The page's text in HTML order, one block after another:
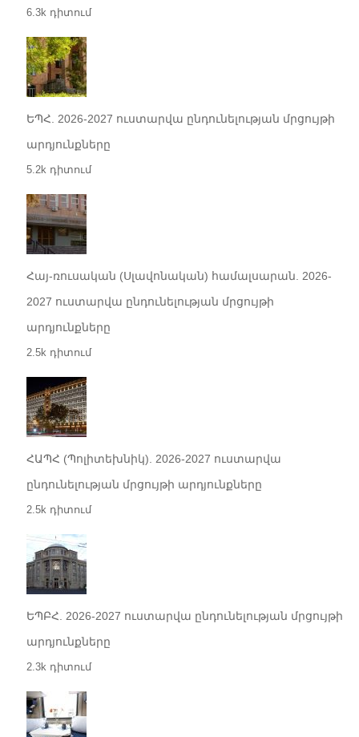
6.3k դիտում
ԵՊՀ. 2026-2027 ուստարվա ընդունելության մրցույթի
արդյունքները
5.2k դիտում
Հայ-ռուսական (Սլավոնական) համալսարան. 2026-
2027 ուստարվա ընդունելության մրցույթի
արդյունքները
2.5k դիտում
ՀԱՊՀ (Պոլիտեխնիկ). 2026-2027 ուստարվա
ընդունելության մրցույթի արդյունքները
2.5k դիտում
ԵՊԲՀ. 2026-2027 ուստարվա ընդունելության մրցույթի
արդյունքները
2.3k դիտում